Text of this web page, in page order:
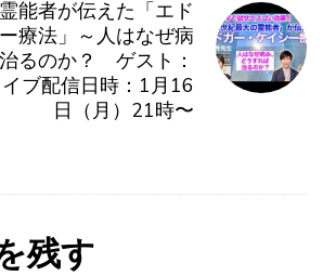
能者が伝えた「エド
療法」～人はなぜ病
るのか？ ゲスト：
ブ配信日時：1月16
日（月）21時〜
残す